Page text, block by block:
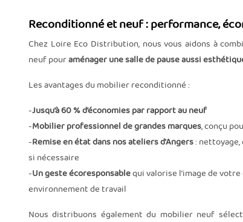
Reconditionné et neuf : performance,
Chez Loire Eco Distribution, nous vous aidons à
neuf pouraménager une salle de pause aussi
Les avantages du mobilier reconditionné :
-Jusqu’à 60 % d’économies par rapport au neuf
-Mobilier professionnel de grandes marques, conçu
-Remise en état dans nos ateliers d’Angers:
si nécessaire
-Un geste écoresponsablequi valorise l’image de
environnement de travail
Nous distribuons également du mobilier neuf